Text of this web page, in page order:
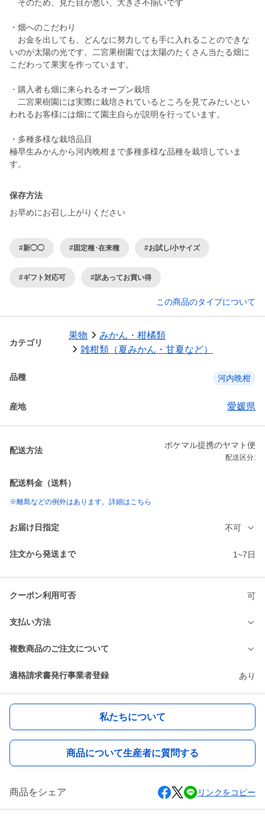
そのため、見た目が悪い、大きさ不揃いです
・畑へのこだわり
お金を出しても、どんなに努力しても手に入れることのできな
いのが太陽の光です。二宮果樹園では太陽のたくさん当たる畑に
こだわって果実を作っています。
・購入者も畑に来られるオープン栽培
二宮果樹園には実際に栽培されているところを見てみたいとい
われるお客様には畑にて園主自らが説明を行っています。
・多種多様な栽培品目
極早生みかんから河内晩柑まで多種多様な品種を栽培していま
保存方法
お早めにお召し上がりください
#新◯◯ #固定種･在来種 #お試し/小サイズ
#ギフト対応可 #訳あってお買い得
この商品のタイプについて
カテゴリ
果物
みかん・柑橘類
雑柑類（夏みかん・甘夏など）
品種 河内晩柑
産地 愛媛県
配送方法
ポケマル提携のヤマト便
配送区分:
配送料金（送料）
※離島などの例外はあります。詳細はこちら
お届け日指定 不可
注文から発送まで 1~7日
クーポン利用可否 可
支払い方法
複数商品のご注文について
適格請求書発行事業者登録 あり
私たちについて
商品について生産者に質問する
商品をシェア リンクをコピー